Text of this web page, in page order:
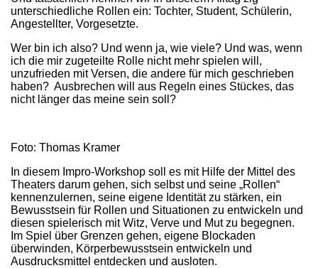
unterschiedliche Rollen ein: Tochter, Student, Schülerin,
Angestellter, Vorgesetzte.
Wer bin ich also? Und wenn ja, wie viele? Und was, wenn
ich die mir zugeteilte Rolle nicht mehr spielen will,
unzufrieden mit Versen, die andere für mich geschrieben
haben? Ausbrechen will aus Regeln eines Stückes, das
nicht länger das meine sein soll?
Foto: Thomas Kramer
In diesem Impro-Workshop soll es mit Hilfe der Mittel des
Theaters darum gehen, sich selbst und seine „Rollen“
kennenzulernen, seine eigene Identität zu stärken, ein
Bewusstsein für Rollen und Situationen zu entwickeln und
diesen spielerisch mit Witz, Verve und Mut zu begegnen.
Im Spiel über Grenzen gehen, eigene Blockaden
überwinden, Körperbewusstsein entwickeln und
Ausdrucksmittel entdecken und ausloten.